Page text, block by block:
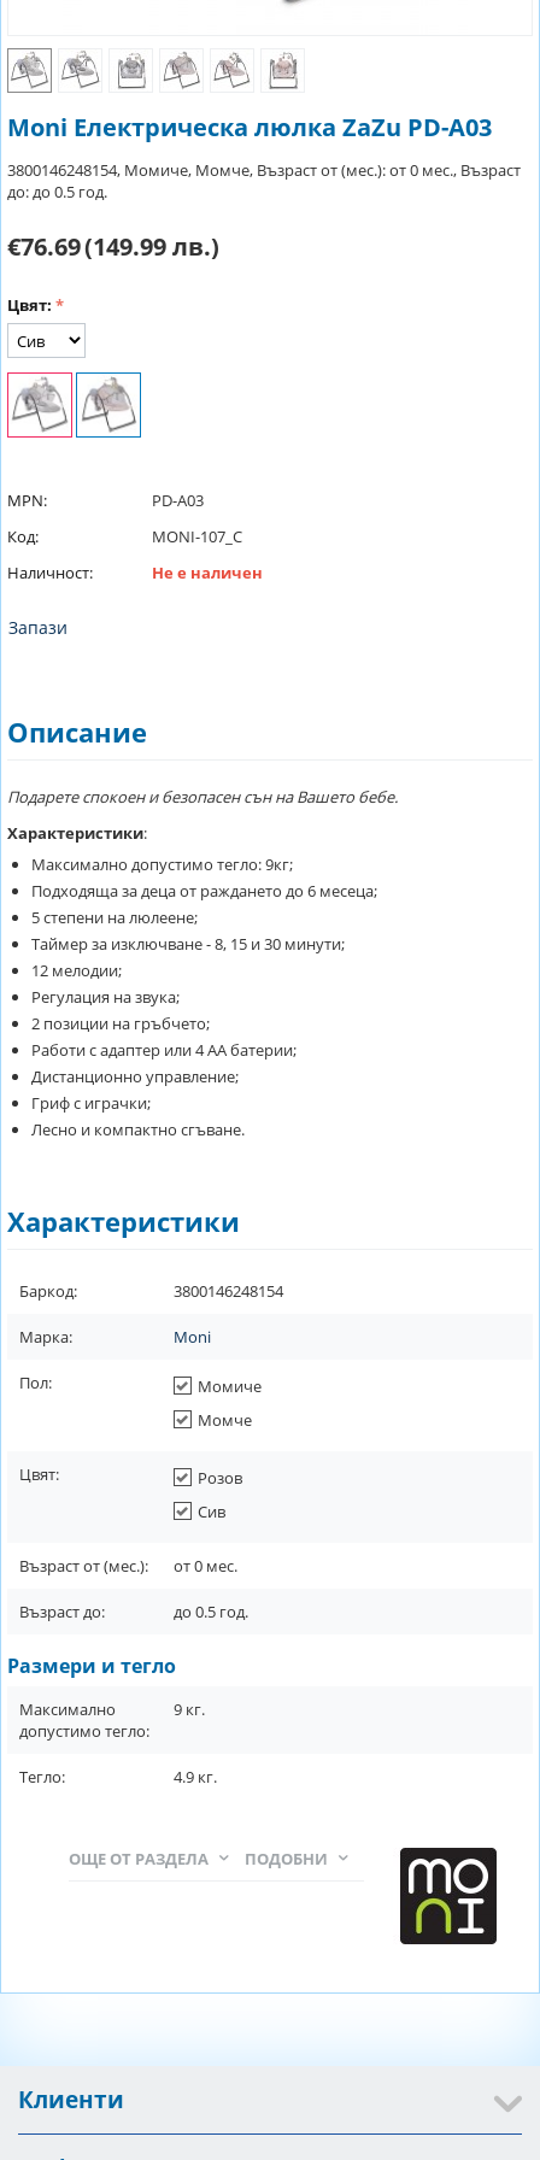
Moni Електрическа люлка ZaZu PD-A03
3800146248154, Момиче, Момче, Възраст от (мес.): от 0 мес., Възраст
до: до 0.5 год.
€76.69(149.99 лв.)
Цвят:
MPN:
PD-A03
Код:
MONI-107_C
Наличност:
Не е наличен
Запази
Описание
Подарете спокоен и безопасен сън на Вашето бебе.
Характеристики:
Максимално допустимо тегло: 9кг;
Подходяща за деца от раждането до 6 месеца;
5 степени на люлеене;
Таймер за изключване - 8, 15 и 30 минути;
12 мелодии;
Регулация на звука;
2 позиции на гръбчето;
Работи с адаптер или 4 АА батерии;
Дистанционно управление;
Гриф с играчки;
Лесно и компактно сгъване.
Характеристики
Баркод: 3800146248154
Марка: Moni
Пол:
Момиче
Момче
Цвят:
Розов
Сив
Възраст от (мес.): от0 мес.
Възраст до: до 0.5 год.
Размери и тегло
Максимално
допустимо тегло:
9 кг.
Тегло: 4.9 кг.
ПОДОБНИ
ОЩЕ ОТ РАЗДЕЛА
Клиенти